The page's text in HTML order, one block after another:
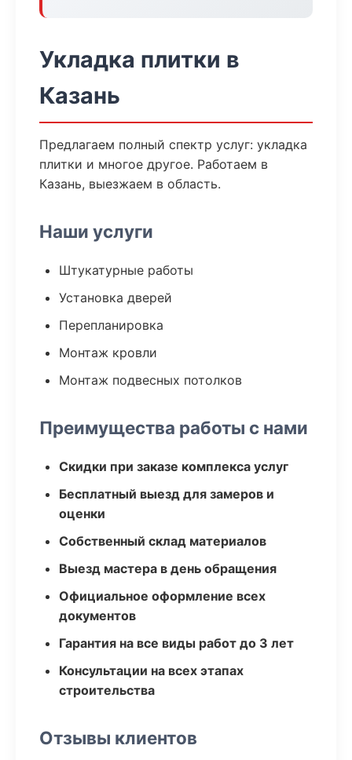
Укладка плитки в
Казань
Предлагаем полный спектр услуг: укладка
плитки и многое другое. Работаем в
Казань, выезжаем в область.
Наши услуги
Штукатурные работы
Установка дверей
Перепланировка
Монтаж кровли
Монтаж подвесных потолков
Преимущества работы с нами
Скидки при заказе комплекса услуг
Бесплатный выезд для замеров и
оценки
Собственный склад материалов
Выезд мастера в день обращения
Официальное оформление всех
документов
Гарантия на все виды работ до 3 лет
Консультации на всех этапах
строительства
Отзывы клиентов